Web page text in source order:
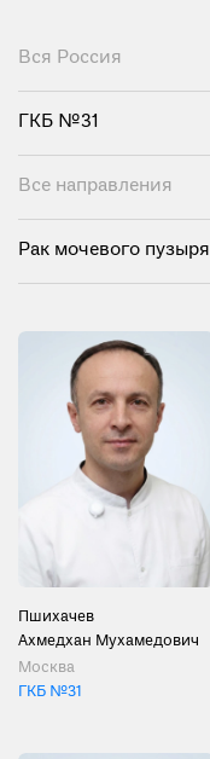
Вся Россия
ГКБ №31
Все направления
Рак мочевого пузыря
Пшихачев
Ахмедхан Мухамедович
Москва
ГКБ №31